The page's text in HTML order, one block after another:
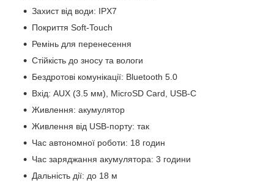
Захист від води: IPX7
Покриття Soft-Touch
Ремінь для перенесення
Стійкість до зносу та вологи
Бездротові комунікації: Bluetooth 5.0
Вхід: AUX (3.5 мм), MicroSD Card, USB-C
Живлення: акумулятор
Живлення від USB-порту: так
Час автономної роботи: 18 годин
Час заряджання акумулятора: 3 години
Дальність дії: до 18 м